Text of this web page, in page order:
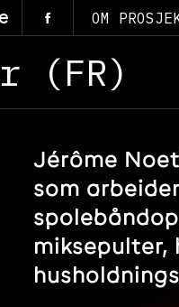
OM
(FR)
Jérôme
som